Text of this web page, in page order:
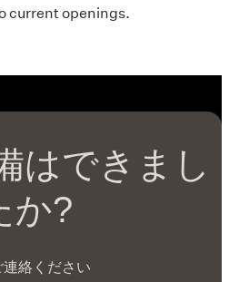
はできまし
か?
絡ください